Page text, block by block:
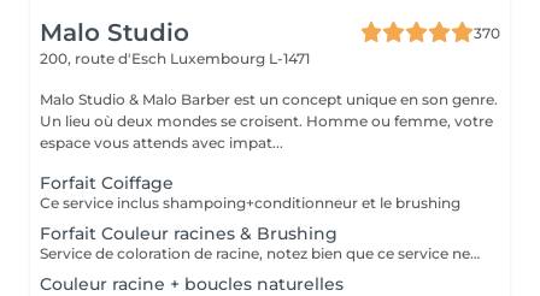
Malo Studio
370
200, route d'Esch Luxembourg L-1471
Malo Studio & Malo Barber est un concept unique en son genre.
Un lieu où deux mondes se croisent. Homme ou femme, votre
espace vous attends avec impat...
Forfait Coiffage
Ce service inclus shampoing+conditionneur et le brushing
Forfait Couleur racines & Brushing
Service de coloration de racine, notez bien que ce service ne permet pas d‘effectuer d’importants éclaircissements tel qu‘un balayage ou des mèches.
Couleur racine + boucles naturelles